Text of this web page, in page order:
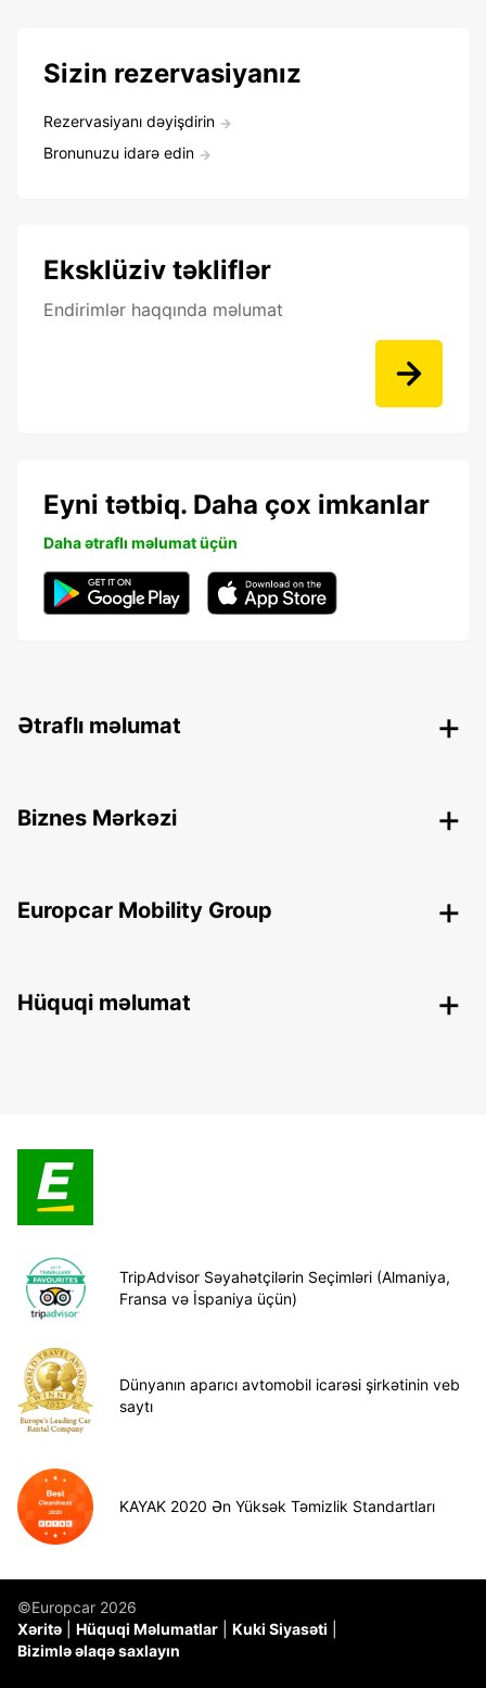
Sizin rezervasiyanız
Rezervasiyanı dəyişdirin
Bronunuzu idarə edin
Eksklüziv təkliflər
Endirimlər haqqında məlumat
Eyni tətbiq. Daha çox imkanlar
Daha ətraflı məlumat üçün
Ətraflı məlumat
Biznes Mərkəzi
Europcar Mobility Group
Hüquqi məlumat
TripAdvisor Səyahətçilərin Seçimləri (Almaniya,
Fransa və İspaniya üçün)
Dünyanın aparıcı avtomobil icarəsi şirkətinin veb
saytı
KAYAK 2020 Ən Yüksək Təmizlik Standartları
©Europcar 2026
Xəritə
Hüquqi Məlumatlar
Kuki Siyasəti
Bizimlə əlaqə saxlayın